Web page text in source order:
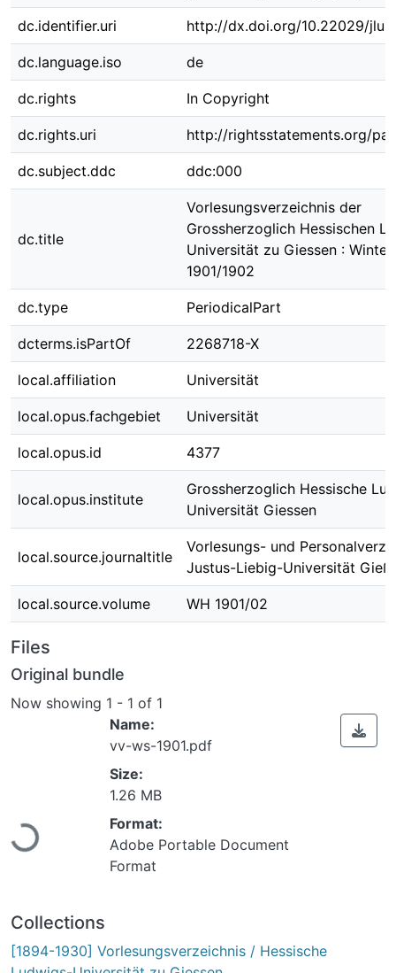
dc.identifier.uri http://dx.doi.org/10.22029/
dc.language.iso de
dc.rights In Copyright
dc.rights.uri http://rightsstatements.org/
dc.subject.ddc ddc:000
dc.title
Vorlesungsverzeichnis der
Grossherzoglich Hessischen
Universität zu Giessen :
1901/1902
dc.type PeriodicalPart
dcterms.isPartOf 2268718-X
local.affiliation Universität
local.opus.fachgebiet Universität
local.opus.id 4377
local.opus.institute
Grossherzoglich Hessische
Universität Giessen
local.source.journaltitle
Vorlesungs- und
Justus-Liebig-Universität
local.source.volume WH 1901/02
Files
Original bundle
Now showing 1 - 1 of 1
Loading...
Name:
vv-ws-1901.pdf
Size:
1.26 MB
Format:
Adobe Portable Document
Format
Collections
[1894-1930] Vorlesungsverzeichnis / Hessische